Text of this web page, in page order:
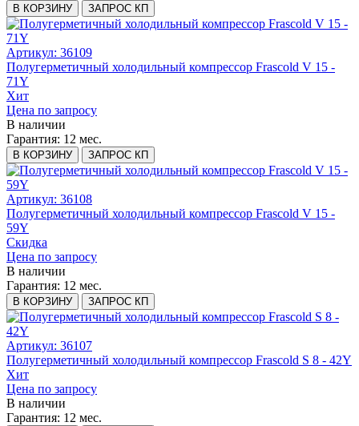
В КОРЗИНУ ЗАПРОС КП
Артикул: 36109
Полугерметичный холодильный компрессор Frascold V 15 -
71Y
Хит
Цена по запросу
В наличии
Гарантия: 12 мес.
В КОРЗИНУ ЗАПРОС КП
Артикул: 36108
Полугерметичный холодильный компрессор Frascold V 15 -
59Y
Скидка
Цена по запросу
В наличии
Гарантия: 12 мес.
В КОРЗИНУ ЗАПРОС КП
Артикул: 36107
Полугерметичный холодильный компрессор Frascold S 8 - 42Y
Хит
Цена по запросу
В наличии
Гарантия: 12 мес.